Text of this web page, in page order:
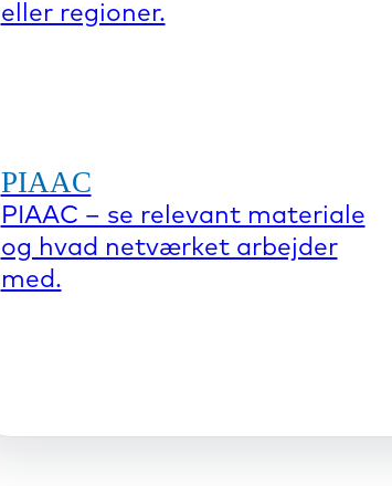
eller regioner.
PIAAC
PIAAC – se relevant materiale
og hvad netværket arbejder
med.